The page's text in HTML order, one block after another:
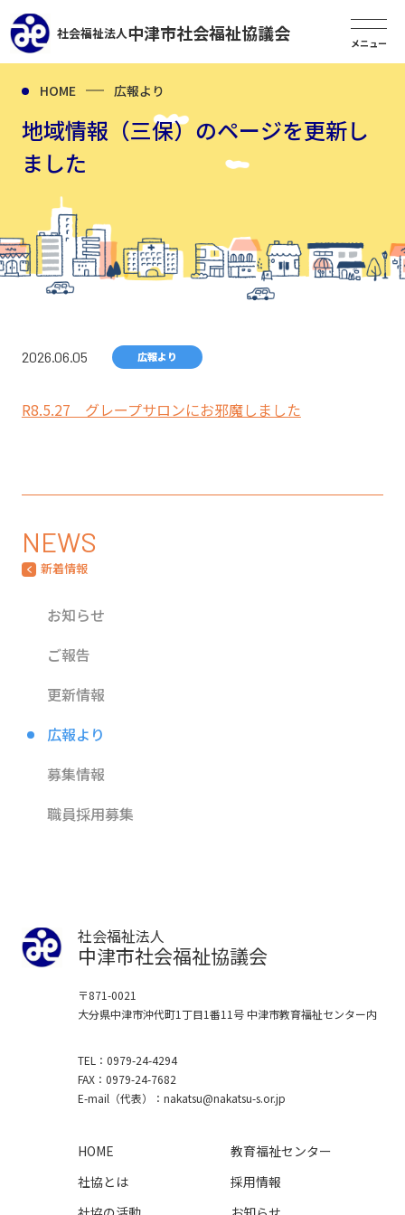
社会福祉法人中津市社会福祉協議会
HOME 広報より
地域情報（三保）のページを更新し
ました
2026.06.05 広報より
R8.5.27 グレープサロンにお邪魔しました
NEWS
新着情報
お知らせ
ご報告
更新情報
広報より
募集情報
職員採用募集
社会福祉法人
中津市社会福祉協議会
〒871-0021
大分県中津市沖代町1丁目1番11号 中津市教育福祉センター内
TEL
0979-24-4294
FAX
0979-24-7682
E-mail （代表） nakatsu nakatsu-s.or.jp
HOME
社協とは
教育福祉センター
採用情報